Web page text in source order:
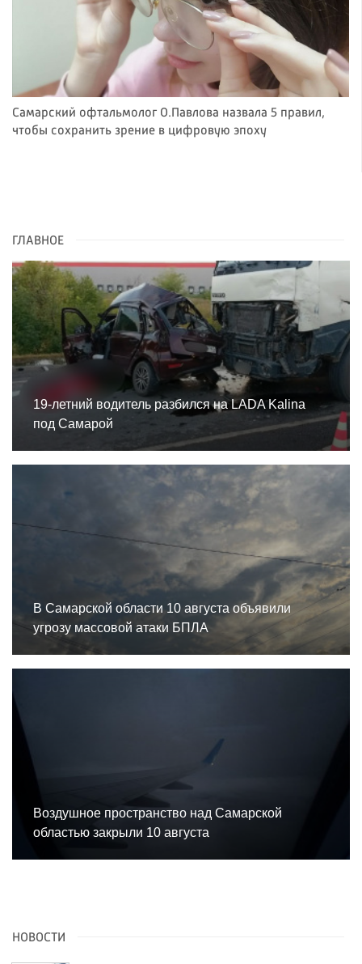
Самарский офтальмолог О.Павлова назвала 5 правил,
чтобы сохранить зрение в цифровую эпоху
ГЛАВНОЕ
19-летний водитель разбился на LADA Kalina
под Самарой
В Самарской области 10 августа объявили
угрозу массовой атаки БПЛА
Воздушное пространство над Самарской
областью закрыли 10 августа
НОВОСТИ